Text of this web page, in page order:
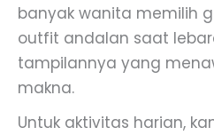
banyak wanita memilih
outfit andalan saat
tampilannya yang
makna.
Untuk aktivitas harian,